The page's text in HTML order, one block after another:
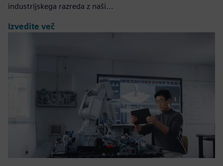
industrijskega razreda z naši...
Izvedite več